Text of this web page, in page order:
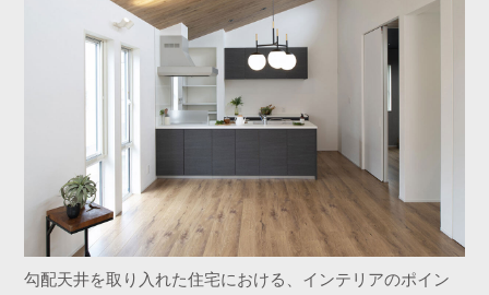
勾配天井を取り入れた住宅における、インテリアのポイン